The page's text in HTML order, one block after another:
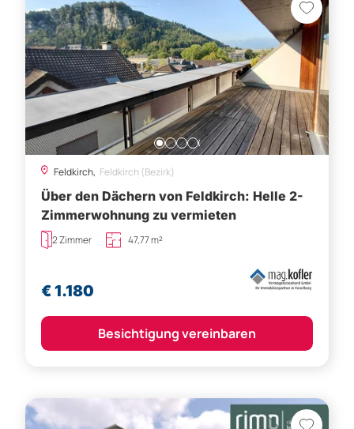
Feldkirch, Feldkirch (Bezirk)
Über den Dächern von Feldkirch: Helle 2-
Zimmerwohnung zu vermieten
2 Zimmer 47,77 m²
€ 1.180
Besichtigung vereinbaren